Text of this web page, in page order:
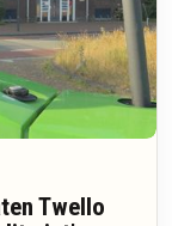
Twello